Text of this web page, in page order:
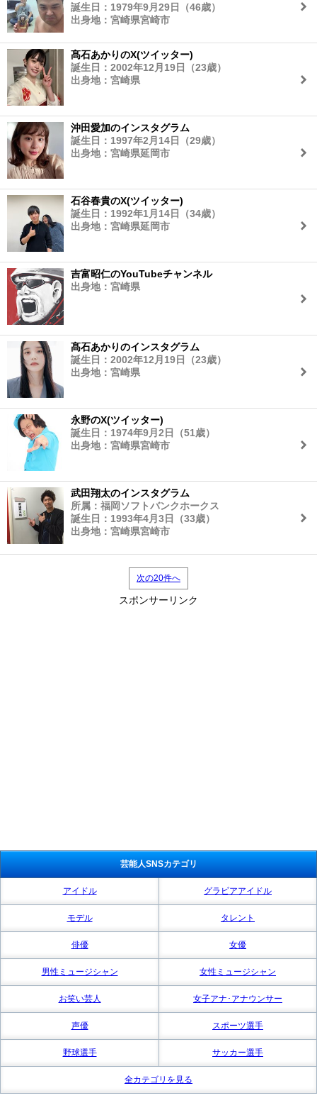
誕生日：1979年9月29日（46歳）
出身地：宮崎県宮崎市
髙石あかりのX(ツイッター)
誕生日：2002年12月19日（23歳）
出身地：宮崎県
沖田愛加のインスタグラム
誕生日：1997年2月14日（29歳）
出身地：宮崎県延岡市
石谷春貴のX(ツイッター)
誕生日：1992年1月14日（34歳）
出身地：宮崎県延岡市
吉富昭仁のYouTubeチャンネル
出身地：宮崎県
髙石あかりのインスタグラム
誕生日：2002年12月19日（23歳）
出身地：宮崎県
永野のX(ツイッター)
誕生日：1974年9月2日（51歳）
出身地：宮崎県宮崎市
武田翔太のインスタグラム
所属：福岡ソフトバンクホークス
誕生日：1993年4月3日（33歳）
出身地：宮崎県宮崎市
次の20件へ
スポンサーリンク
芸能人SNSカテゴリ
アイドル グラビアアイドル
モデル タレント
俳優 女優
男性ミュージシャン 女性ミュージシャン
お笑い芸人 女子アナ･アナウンサー
声優 スポーツ選手
野球選手 サッカー選手
全カテゴリを見る